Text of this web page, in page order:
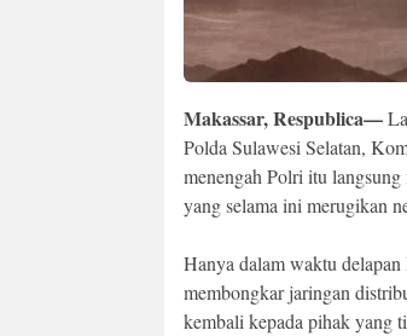
Makassar, Respublica—
Polda Sulawesi Selatan,
menengah Polri itu
yang selama ini merugikan
Hanya dalam waktu
membongkar jaringan
kembali kepada pihak yang